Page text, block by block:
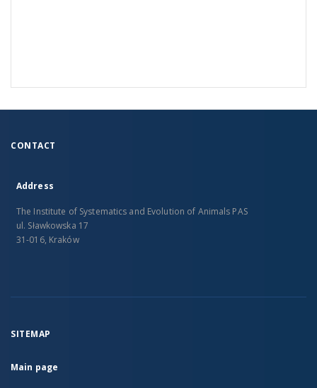
CONTACT
Address
The Institute of Systematics and Evolution of Animals PAS
ul. Sławkowska 17
31-016, Kraków
SITEMAP
Main page